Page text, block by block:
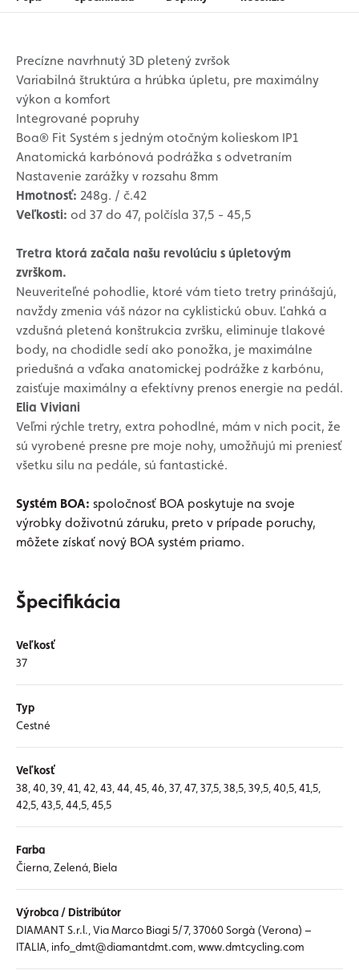
Precízne navrhnutý 3D pletený zvršok
Variabilná štruktúra a hrúbka úpletu, pre maximálny
výkon a komfort
Integrované popruhy
Boa® Fit Systém s jedným otočným kolieskom IP1
Anatomická karbónová podrážka s odvetraním
Nastavenie zarážky v rozsahu 8mm
Hmotnosť: 248g. / č.42
Veľkosti: od 37 do 47, polčísla 37,5 - 45,5
Tretra ktorá začala našu revolúciu s úpletovým
zvrškom.
Neuveriteľné pohodlie, ktoré vám tieto tretry prinášajú,
navždy zmenia váš názor na cyklistickú obuv. Ľahká a
vzdušná pletená konštrukcia zvršku, eliminuje tlakové
body, na chodidle sedí ako ponožka, je maximálne
priedušná a vďaka anatomickej podrážke z karbónu,
zaisťuje maximálny a efektívny prenos energie na pedál.
Elia Viviani
Veľmi rýchle tretry, extra pohodlné, mám v nich pocit, že
sú vyrobené presne pre moje nohy, umožňujú mi preniesť
všetku silu na pedále, sú fantastické.
Systém BOA: spoločnosť BOA poskytuje na svoje
výrobky doživotnú záruku, preto v prípade poruchy,
môžete získať nový BOA systém priamo.
Špecifikácia
Veľkosť
37
Typ
Cestné
Veľkosť
38, 40, 39, 41, 42, 43, 44, 45, 46, 37, 47, 37,5, 38,5, 39,5, 40,5, 41,5,
42,5, 43,5, 44,5, 45,5
Farba
Čierna, Zelená, Biela
Výrobca / Distribútor
DIAMANT S.r.l., Via Marco Biagi 5/7, 37060 Sorgà (Verona) –
ITALIA, info_dmt@diamantdmt.com, www.dmtcycling.com